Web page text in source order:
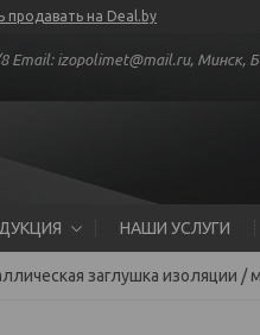
продавать на Deal.by
Email: izopolimet@mail.ru, Минск,
НАШИ УСЛУГИ
заглушка изоляции /